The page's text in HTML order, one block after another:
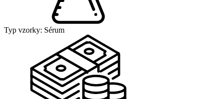
Typ vzorky: Sérum